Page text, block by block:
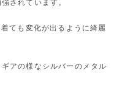
されています。
ても変化が出るように綺麗
アの様なシルバーのメタル